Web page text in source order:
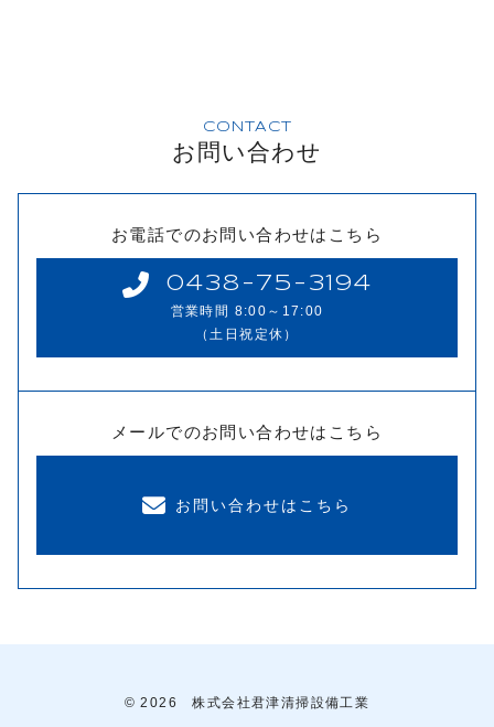
CONTACT
お問い合わせ
お電話でのお問い合わせはこちら
0438-75-3194
営業時間 8:00～17:00
（土日祝定休）
メールでのお問い合わせはこちら
お問い合わせはこちら
© 2026 株式会社君津清掃設備工業